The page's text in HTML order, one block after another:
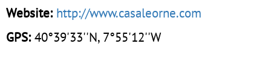
Website: http://www.casaleorne.com
GPS:40°39'33''N, 7°55'12''W